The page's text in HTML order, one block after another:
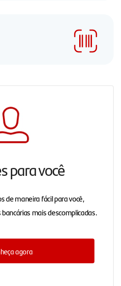
para você
de maneira fácil para você,
mais descomplicadas.
agora